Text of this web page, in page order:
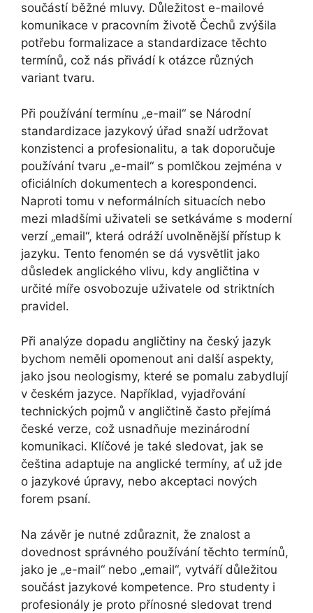
součástí běžné mluvy. Důležitost e-mailové
komunikace v pracovním životě Čechů zvýšila
potřebu formalizace a standardizace těchto
termínů, což nás přivádí k otázce různých
variant tvaru.
Při používání termínu „e-mail“ se Národní
standardizace jazykový úřad snaží udržovat
konzistenci a profesionalitu, a tak doporučuje
používání tvaru „e-mail“ s pomlčkou zejména v
oficiálních dokumentech a korespondenci.
Naproti tomu v neformálních situacích nebo
mezi mladšími uživateli se setkáváme s moderní
verzí „email“, která odráží uvolněnější přístup k
jazyku. Tento fenomén se dá vysvětlit jako
důsledek anglického vlivu, kdy angličtina v
určité míře osvobozuje uživatele od striktních
pravidel.
Při analýze dopadu angličtiny na český jazyk
bychom neměli opomenout ani další aspekty,
jako jsou neologismy, které se pomalu zabydlují
v českém jazyce. Například, vyjadřování
technických pojmů v angličtině často přejímá
české verze, což usnadňuje mezinárodní
komunikaci. Klíčové je také sledovat, jak se
čeština adaptuje na anglické termíny, ať už jde
o jazykové úpravy, nebo akceptaci nových
forem psaní.
Na závěr je nutné zdůraznit, že znalost a
dovednost správného používání těchto termínů,
jako je „e-mail“ nebo „email“, vytváří důležitou
součást jazykové kompetence. Pro studenty i
profesionály je proto přínosné sledovat trend